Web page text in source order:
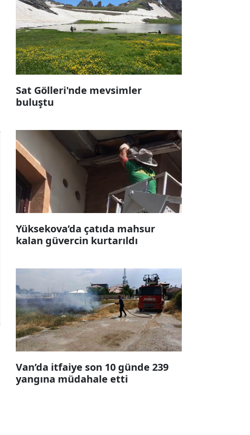
Sat Gölleri'nde mevsimler
buluştu
Yüksekova’da çatıda mahsur
kalan güvercin kurtarıldı
Van’da itfaiye son 10 günde 239
yangına müdahale etti